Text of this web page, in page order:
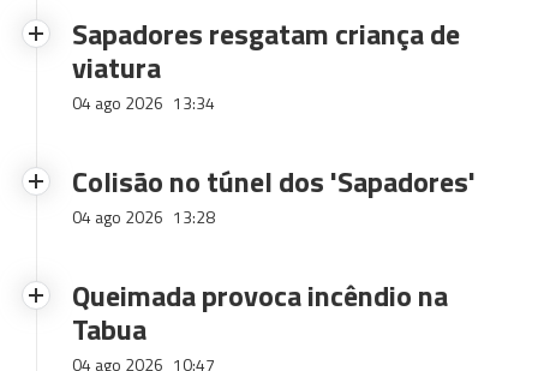
Sapadores resgatam criança de
viatura
04 ago 2026 13:34
Colisão no túnel dos 'Sapadores'
04 ago 2026 13:28
Queimada provoca incêndio na
Tabua
04 ago 2026 10:47